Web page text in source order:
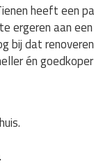
heeft een
aan
bij dat
én